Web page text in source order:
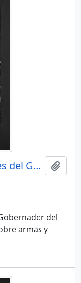
Bandos y otras disposiciones del Gobernador del Paraguay, Bernardo de Velasco.
del
armas y